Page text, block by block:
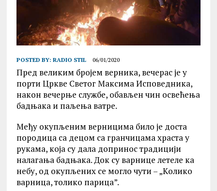
POSTED BY: RADIO STIL 06/01/2020
Пред великим бројем верника, вечерас је у
порти Цркве Светог Максима Исповедника,
након вечерње службе, обављен чин освећења
бадњака и паљења ватре.
Међу окупљеним верницима било је доста
породица са децом са гранчицама храста у
рукама, која су дала допринос традицији
налагања бадњака. Док су варнице летеле ка
небу, од окупљених се могло чути – „Kолико
варница, толико парица”.